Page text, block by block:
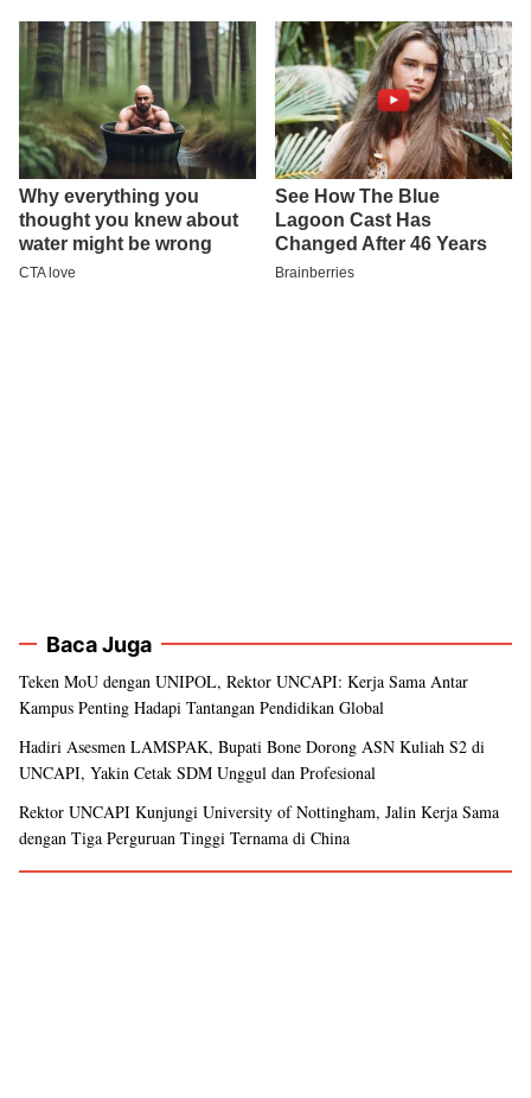
Baca Juga
Teken MoU dengan UNIPOL, Rektor UNCAPI: Kerja Sama Antar
Kampus Penting Hadapi Tantangan Pendidikan Global
Hadiri Asesmen LAMSPAK, Bupati Bone Dorong ASN Kuliah S2 di
UNCAPI, Yakin Cetak SDM Unggul dan Profesional
Rektor UNCAPI Kunjungi University of Nottingham, Jalin Kerja Sama
dengan Tiga Perguruan Tinggi Ternama di China